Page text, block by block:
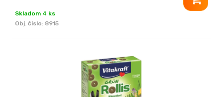
Skladom 4 ks
Obj. čislo: 8915